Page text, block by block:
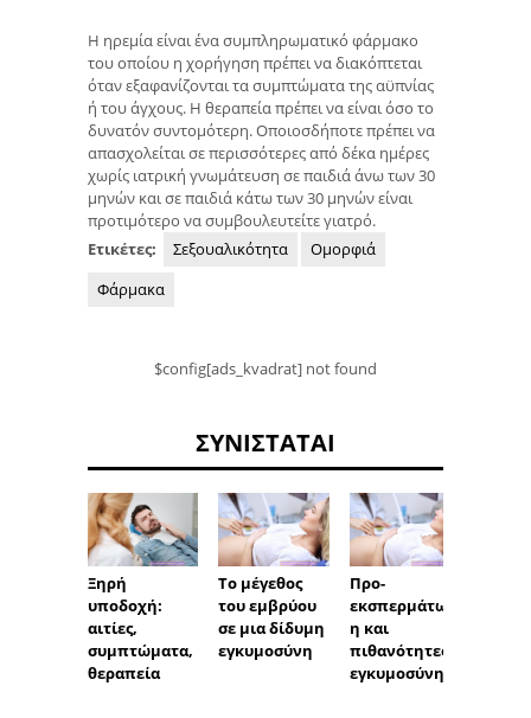
Η ηρεμία είναι ένα συμπληρωματικό φάρμακο
του οποίου η χορήγηση πρέπει να διακόπτεται
όταν εξαφανίζονται τα συμπτώματα της αϋπνίας
ή του άγχους. Η θεραπεία πρέπει να είναι όσο το
δυνατόν συντομότερη. Οποιοσδήποτε πρέπει να
απασχολείται σε περισσότερες από δέκα ημέρες
χωρίς ιατρική γνωμάτευση σε παιδιά άνω των 30
μηνών και σε παιδιά κάτω των 30 μηνών είναι
προτιμότερο να συμβουλευτείτε γιατρό.
Ετικέτες:
Σεξουαλικότητα
Ομορφιά
Φάρμακα
$config[ads_kvadrat] not found
ΣΥΝΙΣΤΆΤΑΙ
Ξηρή
υποδοχή:
αιτίες,
συμπτώματα,
θεραπεία
Το μέγεθος
του εμβρύου
σε μια δίδυμη
εγκυμοσύνη
Προ-
εκσπερμάτωσ
η και
πιθανότητες
εγκυμοσύνης